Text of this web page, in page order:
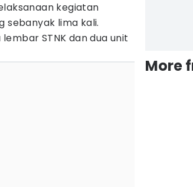
kegiatan
sebanyak lima kali.
STNK dan dua unit
More